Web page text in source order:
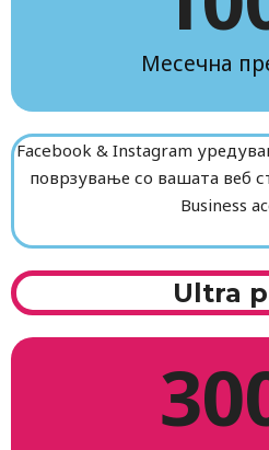
Месечна
Facebook & Instagram
поврзување со вашата веб
Business
Ultra